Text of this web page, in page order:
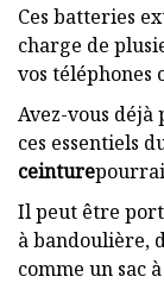
Ces batteries
charge de
vos téléphones
Avez-vous
ces essentiels
ceinture
Il peut être
à bandoulière,
comme un sac